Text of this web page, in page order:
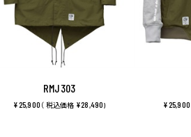
RMJ303
¥25,900 （ 税込価格 ¥28,490) ¥25,900